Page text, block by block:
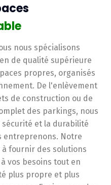
nous spécialisons
de qualité supérieure
propres, organisés
De l'enlèvement
de construction ou de
des parkings, nous
et la durabilité
entreprenons. Notre
fournir des solutions
vos besoins tout en
plus propre et plus